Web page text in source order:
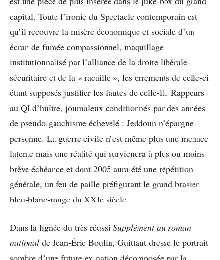
capital. Toute l’ironie du Spectacle contemporain est
qu’il recouvre la misère économique et sociale d’un
écran de fumée compassionnel, maquillage
institutionnalisé par l’alliance de la droite libérale-
sécuritaire et de la « racaille », les errements de celle-ci
étant supposés justifier les fautes de celle-là. Rappeurs
au QI d’huître, journaleux conditionnés par des années
de pseudo-gauchisme échevelé : Jeddoun n’épargne
personne. La guerre civile n’est même plus une menace
latente mais une réalité qui surviendra à plus ou moins
brève échéance et dont 2005 aura été une répétition
générale, un feu de paille préfigurant le grand brasier
bleu-blanc-rouge du XXIe siècle.
Dans la lignée du très réussi Supplément au roman
national de Jean-Éric Boulin, Guittaut dresse le portrait